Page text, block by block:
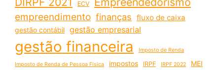
ECV
empreendimento finanças fluxo de caixa
gestão contábil gestão empresarial
gestão financeira Imposto de Renda
Imposto de Renda de Pessoa Física impostos IRPF IRPF 2022
MEI